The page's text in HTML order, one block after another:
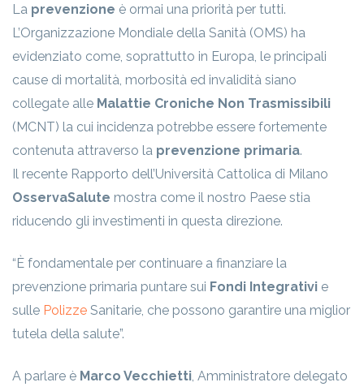
La prevenzione è ormai una priorità per tutti.
L’Organizzazione Mondiale della Sanità (OMS) ha
evidenziato come, soprattutto in Europa, le principali
cause di mortalità, morbosità ed invalidità siano
collegate alle Malattie Croniche Non Trasmissibili
(MCNT) la cui incidenza potrebbe essere fortemente
contenuta attraverso la prevenzione primaria.
Il recente Rapporto dell’Università Cattolica di Milano
OsservaSalute mostra come il nostro Paese stia
riducendo gli investimenti in questa direzione.
“È fondamentale per continuare a finanziare la
prevenzione primaria puntare sui Fondi Integrativi e
sulle Polizze Sanitarie, che possono garantire una miglior
tutela della salute”.
A parlare è Marco Vecchietti, Amministratore delegato